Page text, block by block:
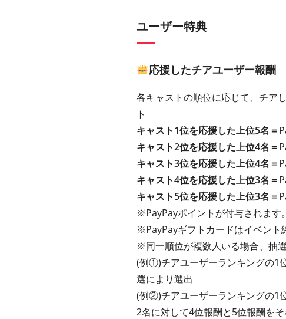
ユーザー特典
応援したチアユーザー報酬
各キャストの順位に応じて、チア
ト
キャスト1位を応援した上位5名＝
キャスト2位を応援した上位4名＝
キャスト3位を応援した上位4名＝
キャスト4位を応援した上位3名＝
キャスト5位を応援した上位3名＝
※PayPayポイントが付与されます
※PayPayギフトカードはイベント
※同一順位が複数人いる場合、抽
(例①)チアユーザーランキングの1
選により選出
(例②)チアユーザーランキングの1
2名に対して4位報酬と5位報酬を